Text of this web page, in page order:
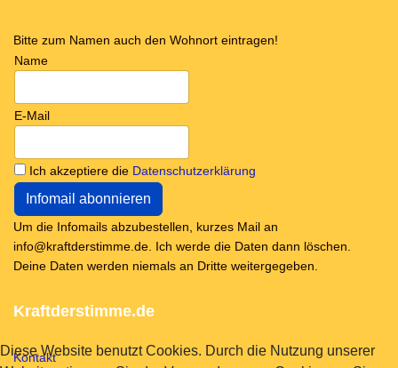
Bitte zum Namen auch den Wohnort eintragen!
Name
E-Mail
Ich akzeptiere die Datenschutzerklärung
Um die Infomails abzubestellen, kurzes Mail an
info@kraftderstimme.de. Ich werde die Daten dann löschen.
Deine Daten werden niemals an Dritte weitergegeben.
Kraftderstimme.de
Kontakt
Diese Website benutzt Cookies. Durch die Nutzung unserer